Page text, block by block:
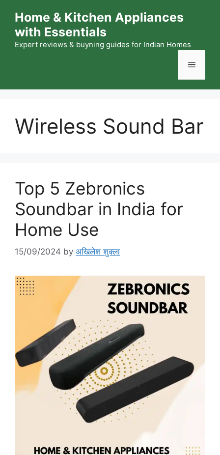
content
Home & Kitchen Appliances
with Essentials
Expert reviews & buyning guides for Indian Homes
Menu
Wireless Sound Bar
Top 5 Zebronics
Soundbar in India for
Home Use
15/09/2024 by अखिलेश शुक्ला